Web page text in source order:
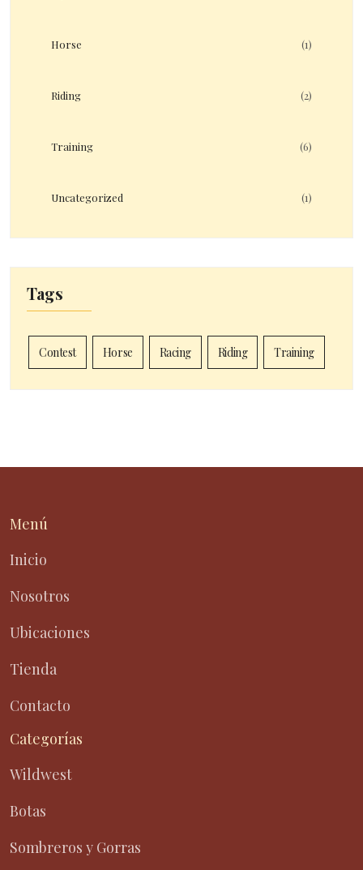
Horse (1)
Riding (2)
Training (6)
Uncategorized (1)
Tags
Contest Horse Racing Riding Training
Menú
Inicio
Nosotros
Ubicaciones
Tienda
Contacto
Categorías
Wildwest
Botas
Sombreros y Gorras